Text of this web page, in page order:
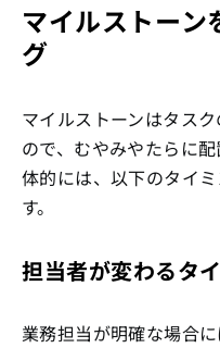
マイルストーン
グ
マイルストーンはタス
ので、むやみやたらに
体的には、以下のタイ
す。
担当者が変わるタ
業務担当が明確な場合